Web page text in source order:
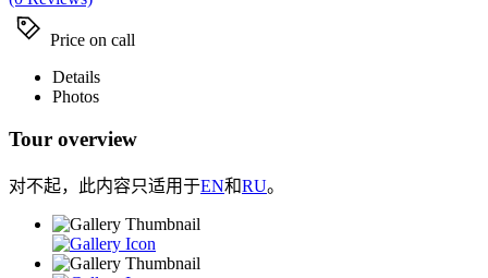
Price on call
Details
Photos
Tour overview
对不起，此内容只适用于EN和RU。